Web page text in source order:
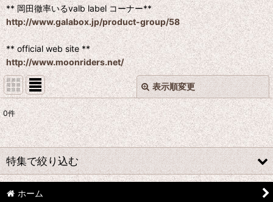
** 岡田徹率いるvalb label コーナー**
http://www.galabox.jp/product-group/58
** official web site **
http://www.moonriders.net/
表示順変更
表示数:
並び順:
閉じる
0件
特集で絞り込む
★☆★ galabox disx ★☆★
ホーム